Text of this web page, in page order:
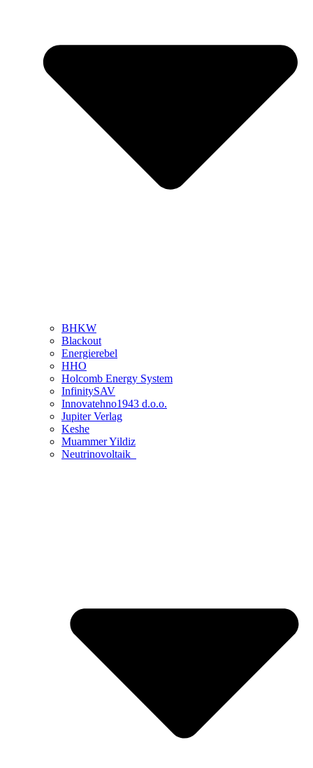
BHKW
Blackout
Energierebel
HHO
Holcomb Energy System
InfinitySAV
Innovatehno1943 d.o.o.
Jupiter Verlag
Keshe
Muammer Yildiz
Neutrinovoltaik